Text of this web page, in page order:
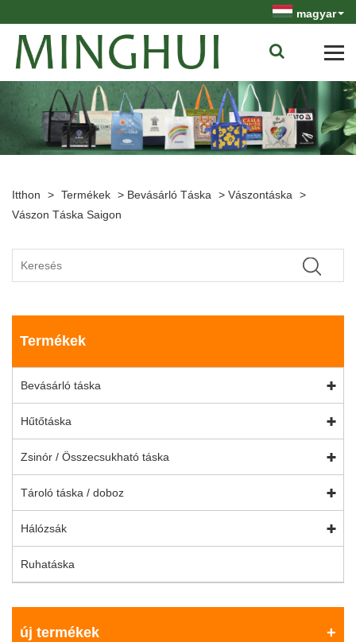
magyar
Itthon > Termékek > Bevásárló Táska > Vászontáska >
Vászon Táska Saigon
Termékek
Bevásárló táska
Hűtőtáska
Zsinór / Összecsukható táska
Tároló táska / doboz
Hálózsák
Ruhatáska
új termékek